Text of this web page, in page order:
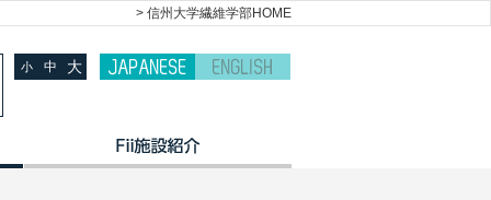
> 信州大学繊維学部HOME
小 中 大